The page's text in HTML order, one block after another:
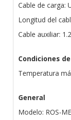
Cable de carga:
Longitud del
Cable auxiliar:
Condiciones
Temperatura
General
Modelo: ROS-